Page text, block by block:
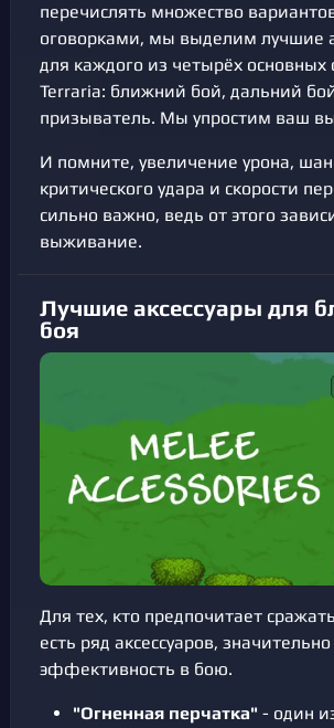
перечислять множество
оговорками, мы выделим лучшие
для каждого из четырёх основных
Terraria: ближний бой, дальний
призыватель. Мы упростим ваш
И помните, увеличение урона,
критического удара и скорости
сильно важно, ведь от этого
выживание.
Лучшие аксессуары для
боя
Для тех, кто предпочитает
есть ряд аксессуаров,
эффективность в бою.
"Огненная перчатка" - один